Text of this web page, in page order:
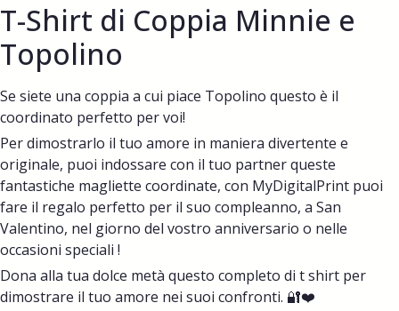
T-Shirt di Coppia Minnie e
Topolino
Se siete una coppia a cui piace Topolino questo è il
coordinato perfetto per voi!
Per dimostrarlo il tuo amore in maniera divertente e
originale, puoi indossare con il tuo partner queste
fantastiche magliette coordinate, con MyDigitalPrint puoi
fare il regalo perfetto per il suo compleanno, a San
Valentino, nel giorno del vostro anniversario o nelle
occasioni speciali !
Dona alla tua dolce metà questo completo di t shirt per
dimostrare il tuo amore nei suoi confronti. 🔐❤️